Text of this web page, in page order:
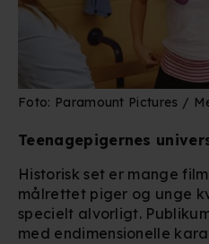
Foto: Paramount Pictures /
Teenagepigernes
Historisk set er mange
målrettet piger og unge
specielt alvorligt.
med endimensionelle